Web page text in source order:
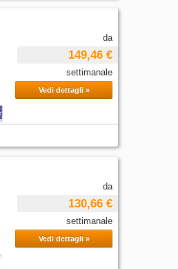
da
149,46 €
settimanale
Vedi dettagli »
da
130,66 €
settimanale
Vedi dettagli »